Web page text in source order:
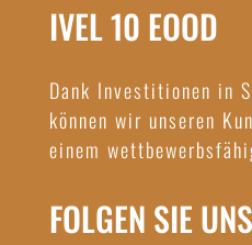
IVEL 10 EOOD
Dank Investitionen in
können wir unseren
einem
FOLGEN SIE UNS